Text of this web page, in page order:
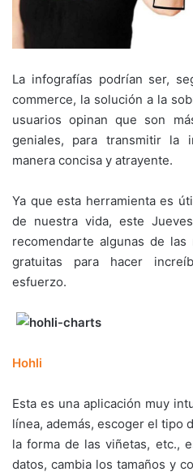
La infografías podrían ser,
commerce, la solución a la
usuarios opinan que son
geniales, para transmitir la
manera concisa y atrayente.
Ya que esta herramienta es
de nuestra vida, este
recomendarte algunas de
gratuitas para hacer
esfuerzo.
Hohli
Esta es una aplicación muy
línea, además, escoger el tipo
la forma de las viñetas, etc.,
datos, cambia los tamaños y